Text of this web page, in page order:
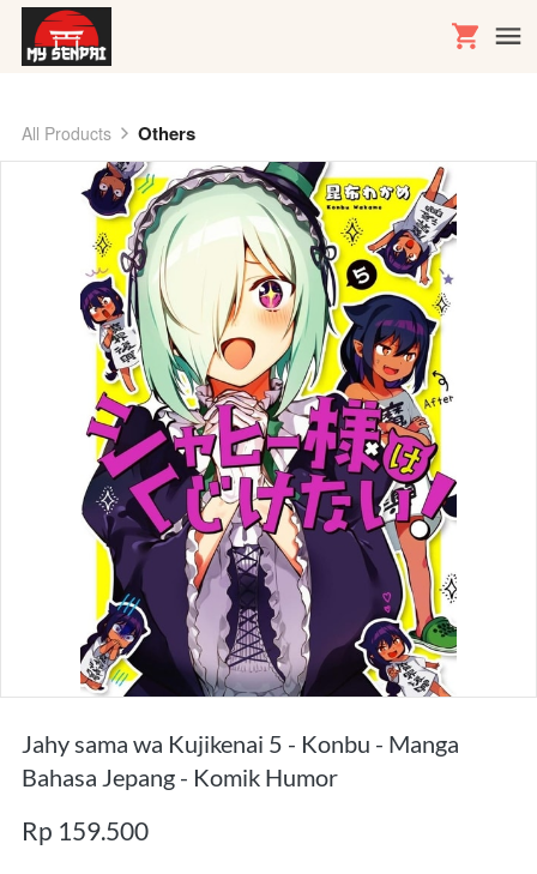
All Products Others
Jahy sama wa Kujikenai 5 - Konbu - Manga
Bahasa Jepang - Komik Humor
Rp 159.500